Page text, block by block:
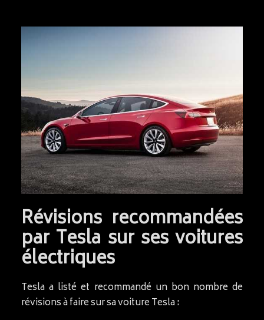
Révisions recommandées
par Tesla sur ses voitures
électriques
Tesla a listé et recommandé un bon nombre de
révisions à faire sur sa voiture Tesla :